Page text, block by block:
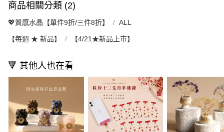
商品相關分類 (2)
💖質感水晶【單件9折/三件8折】 ALL
【每週 ★ 新品】 【4/21★新品上市】
🔻 其他人也在看